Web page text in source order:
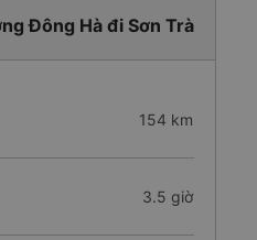
Đông Hà đi Sơn Trà
154 km
3.5 giờ